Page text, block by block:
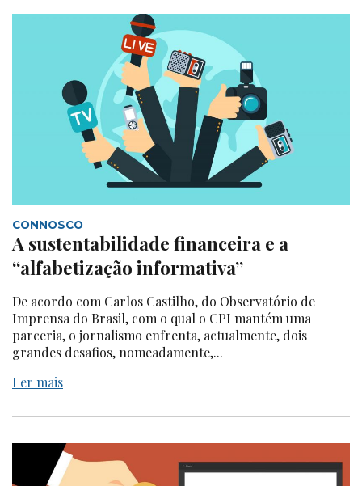
CONNOSCO
A sustentabilidade financeira e a
“alfabetização informativa”
De acordo com Carlos Castilho, do Observatório de
Imprensa do Brasil, com o qual o CPI mantém uma
parceria, o jornalismo enfrenta, actualmente, dois
grandes desafios, nomeadamente,...
Ler mais